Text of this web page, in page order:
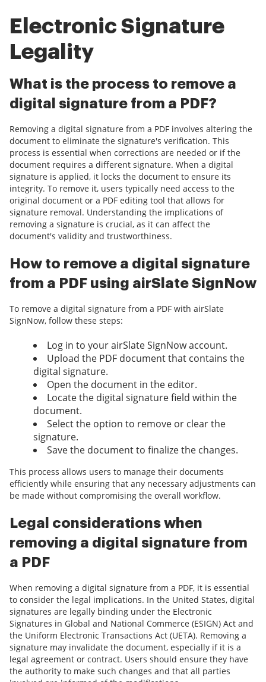
Electronic Signature
Legality
What is the process to remove a
digital signature from a PDF?
Removing a digital signature from a PDF involves altering the
document to eliminate the signature's verification. This
process is essential when corrections are needed or if the
document requires a different signature. When a digital
signature is applied, it locks the document to ensure its
integrity. To remove it, users typically need access to the
original document or a PDF editing tool that allows for
signature removal. Understanding the implications of
removing a signature is crucial, as it can affect the
document's validity and trustworthiness.
How to remove a digital signature
from a PDF using airSlate SignNow
To remove a digital signature from a PDF with airSlate
SignNow, follow these steps:
Log in to your airSlate SignNow account.
Upload the PDF document that contains the
digital signature.
Open the document in the editor.
Locate the digital signature field within the
document.
Select the option to remove or clear the
signature.
Save the document to finalize the changes.
This process allows users to manage their documents
efficiently while ensuring that any necessary adjustments can
be made without compromising the overall workflow.
Legal considerations when
removing a digital signature from
a PDF
When removing a digital signature from a PDF, it is essential
to consider the legal implications. In the United States, digital
signatures are legally binding under the Electronic
Signatures in Global and National Commerce (ESIGN) Act and
the Uniform Electronic Transactions Act (UETA). Removing a
signature may invalidate the document, especially if it is a
legal agreement or contract. Users should ensure they have
the authority to make such changes and that all parties